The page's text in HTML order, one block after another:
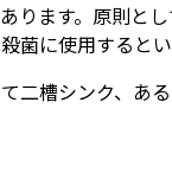
ります。原則と
菌に使用すると
二槽シンク、あ